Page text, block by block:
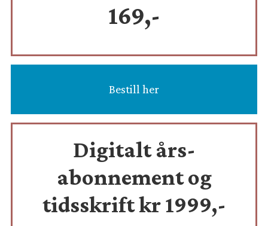
169,-
Bestill her
Digitalt års-
abonnement og
tidsskriftkr 1999,-